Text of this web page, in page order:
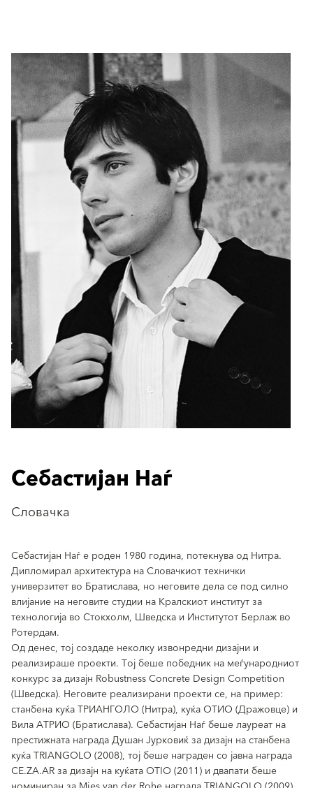
Себастијан Наѓ
Словачка
Себастијан Наѓ е роден 1980 година, потекнува од Нитра.
Дипломирал архитектура на Словачкиот технички
универзитет во Братислава, но неговите дела се под силно
влијание на неговите студии на Кралскиот институт за
технологија во Стокхолм, Шведска и Институтот Берлаж во
Ротердам.
Од денес, тој создаде неколку извонредни дизајни и
реализираше проекти. Тој беше победник на меѓународниот
конкурс за дизајн Robustness Concrete Design Competition
(Шведска). Неговите реализирани проекти се, на пример:
станбена куќа ТРИАНГОЛО (Нитра), куќа ОТИО (Дражовце) и
Вила АТРИО (Братислава). Себастијан Наѓ беше лауреат на
престижната награда Душан Јурковиќ за дизајн на станбена
куќа TRIANGOLO (2008), тој беше награден со јавна награда
CE.ZA.AR за дизајн на куќата OTIO (2011) и двапати беше